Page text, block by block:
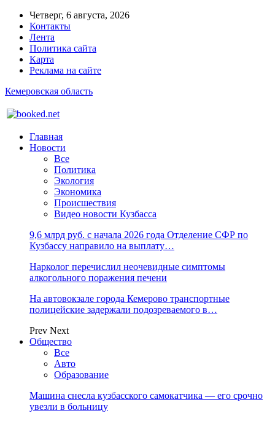
Четверг, 6 августа, 2026
Контакты
Лента
Политика сайта
Карта
Реклама на сайте
Кемеровская область
Главная
Новости
Все
Политика
Экология
Экономика
Происшествия
Видео новости Кузбасса
9,6 млрд руб. с начала 2026 года Отделение СФР по
Кузбассу направило на выплату…
Нарколог перечислил неочевидные симптомы
алкогольного поражения печени
На автовокзале города Кемерово транспортные
полицейские задержали подозреваемого в…
Prev Next
Общество
Все
Авто
Образование
Машина снесла кузбасского самокатчика — его срочно
увезли в больницу